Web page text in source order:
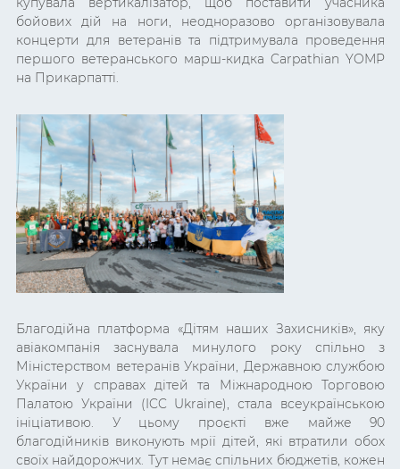
бойових дій на ноги, неодноразово організовувала
концерти для ветеранів та підтримувала проведення
першого ветеранського марш-кидка Carpathian YOMP
на Прикарпатті.
Благодійна платформа «Дітям наших Захисників», яку
авіакомпанія заснувала минулого року спільно з
Міністерством ветеранів України, Державною службою
України у справах дітей та Міжнародною Торговою
Палатою України (ICC Ukraine), стала всеукраїнською
ініціативою. У цьому проєкті вже майже 90
благодійників виконують мрії дітей, які втратили обох
своїх найдорожчих. Тут немає спільних бюджетів, кожен